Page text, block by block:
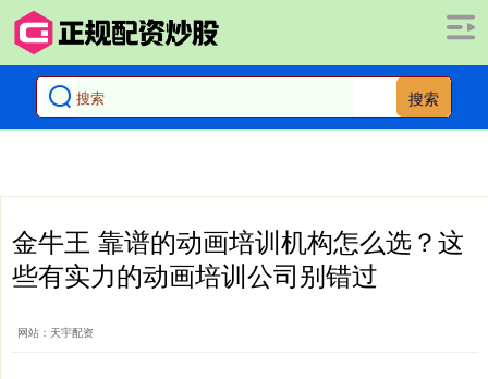
搜索
金牛王 靠谱的动画培训机构怎么选？这
些有实力的动画培训公司别错过
网站：天宇配资